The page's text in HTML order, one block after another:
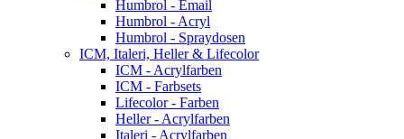
Humbrol - Email
Humbrol - Acryl
Humbrol - Spraydosen
ICM, Italeri, Heller & Lifecolor
ICM - Acrylfarben
ICM - Farbsets
Lifecolor - Farben
Heller - Acrylfarben
Italeri - Acrylfarben